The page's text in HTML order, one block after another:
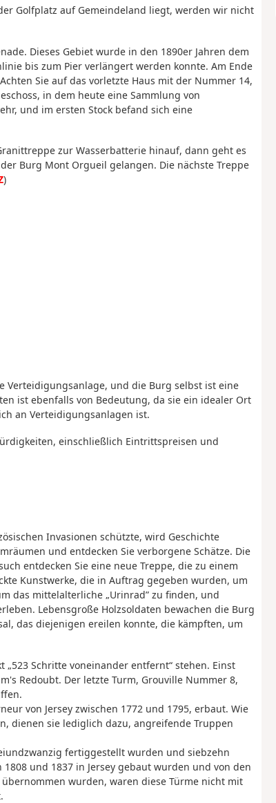
Golfplatz auf Gemeindeland liegt, werden wir nicht
Dieses Gebiet wurde in den 1890er Jahren dem
bis zum Pier verlängert werden konnte. Am Ende
Sie auf das vorletzte Haus mit der Nummer 14,
in dem heute eine Sammlung von
und im ersten Stock befand sich eine
zur Wasserbatterie hinauf, dann geht es
Burg Mont Orgueil gelangen. Die nächste Treppe
)
Verteidigungsanlage, und die Burg selbst ist eine
ist ebenfalls von Bedeutung, da sie ein idealer Ort
an Verteidigungsanlagen ist.
einschließlich Eintrittspreisen und
Invasionen schützte, wird Geschichte
und entdecken Sie verborgene Schätze. Die
entdecken Sie eine neue Treppe, die zu einem
Kunstwerke, die in Auftrag gegeben wurden, um
das mittelalterliche „Urinrad” zu finden, und
Lebensgroße Holzsoldaten bewachen die Burg
das diejenigen ereilen konnte, die kämpften, um
Schritte voneinander entfernt“ stehen. Einst
Redoubt. Der letzte Turm, Grouville Nummer 8,
von Jersey zwischen 1772 und 1795, erbaut. Wie
dienen sie lediglich dazu, angreifende Truppen
fertiggestellt wurden und siebzehn
und 1837 in Jersey gebaut wurden und von den
wurden, waren diese Türme nicht mit